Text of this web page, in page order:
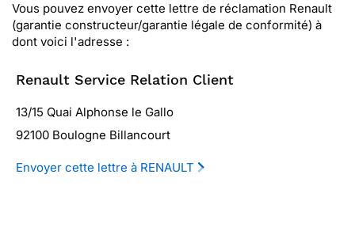
Vous pouvez envoyer cette lettre de réclamation Renault
(garantie constructeur/garantie légale de conformité) à
dont voici l'adresse :
Renault Service Relation Client
13/15 Quai Alphonse le Gallo
92100 Boulogne Billancourt
Envoyer cette lettre à RENAULT